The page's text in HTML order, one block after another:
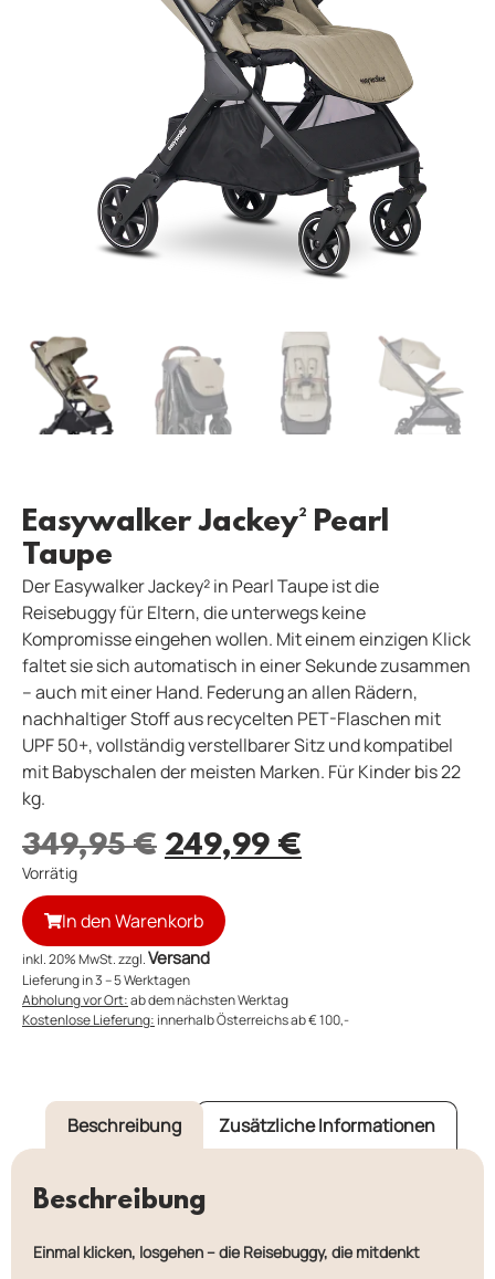
Easywalker Jackey² Pearl
Taupe
Der Easywalker Jackey² in Pearl Taupe ist die
Reisebuggy für Eltern, die unterwegs keine
Kompromisse eingehen wollen. Mit einem einzigen Klick
faltet sie sich automatisch in einer Sekunde zusammen
– auch mit einer Hand. Federung an allen Rädern,
nachhaltiger Stoff aus recycelten PET-Flaschen mit
UPF 50+, vollständig verstellbarer Sitz und kompatibel
mit Babyschalen der meisten Marken. Für Kinder bis 22
kg.
349,95€ 249,99 €
Vorrätig
In den Warenkorb
inkl. 20% MwSt. zzgl.Versand
Lieferung in 3 – 5 Werktagen
Abholung vor Ort:ab dem nächsten Werktag
Kostenlose Lieferung: innerhalb Österreichs ab € 100,-
Beschreibung Zusätzliche Informationen
Beschreibung
Einmal klicken, losgehen – die Reisebuggy, die mitdenkt